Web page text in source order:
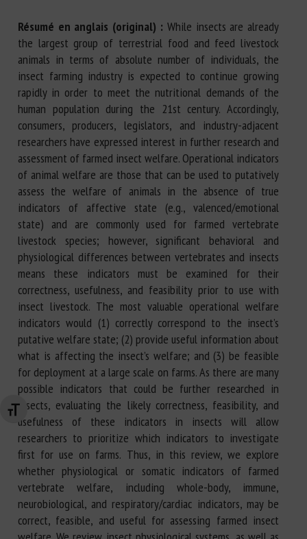
Changer la taille de la police
Résumé en anglais (original) : While insects are already
the largest group of terrestrial food and feed livestock
animals in terms of absolute number of individuals, the
insect farming industry is expected to continue growing
rapidly in order to meet the nutritional demands of the
human population during the 21st century. Accordingly,
consumers, producers, legislators, and industry-adjacent
researchers have expressed interest in further research and
assessment of farmed insect welfare. Operational indicators
of animal welfare are those that can be used to putatively
assess the welfare of animals in the absence of true
indicators of affective state (e.g., valenced/emotional
state) and are commonly used for farmed vertebrate
livestock species; however, significant behavioral and
physiological differences between vertebrates and insects
means these indicators must be examined for their
correctness, usefulness, and feasibility prior to use with
insect livestock. The most valuable operational welfare
indicators would (1) correctly correspond to the insect’s
putative welfare state; (2) provide useful information about
what is affecting the insect’s welfare; and (3) be feasible
for deployment at a large scale on farms. As there are many
possible indicators that could be further researched in
insects, evaluating the likely correctness, feasibility, and
usefulness of these indicators in insects will allow
researchers to prioritize which indicators to investigate
first for use on farms. Thus, in this review, we explore
whether physiological or somatic indicators of farmed
vertebrate welfare, including whole-body, immune,
neurobiological, and respiratory/cardiac indicators, may be
correct, feasible, and useful for assessing farmed insect